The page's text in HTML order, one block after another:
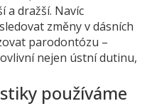
a dražší. Navíc
změny v dásních
parodontózu –
nejen ústní dutinu,
používáme